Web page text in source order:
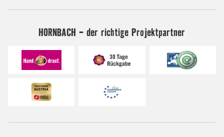
HORNBACH - der richtige Projektpartner